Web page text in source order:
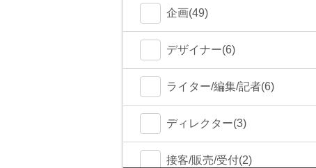
企画(49)
デザイナー(6)
ライター/編集/記者(6)
ディレクター(3)
接客/販売/受付(2)